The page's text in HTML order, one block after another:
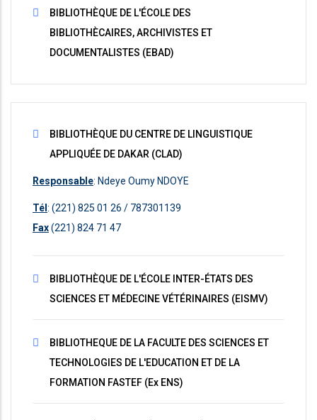
BIBLIOTHÈQUE DE L'ÉCOLE DES
BIBLIOTHÈCAIRES, ARCHIVISTES ET
DOCUMENTALISTES (EBAD)
BIBLIOTHÈQUE DU CENTRE DE LINGUISTIQUE
APPLIQUÉE DE DAKAR (CLAD)
Responsable: Ndeye Oumy NDOYE
Tél : (221) 825 01 26 / 787301139
Fax(221) 824 71 47
BIBLIOTHÈQUE DE L'ÉCOLE INTER-ÉTATS DES
SCIENCES ET MÉDECINE VÉTÉRINAIRES (EISMV)
BIBLIOTHEQUE DE LA FACULTE DES SCIENCES ET
TECHNOLOGIES DE L'EDUCATION ET DE LA
FORMATION FASTEF (ex ENS)